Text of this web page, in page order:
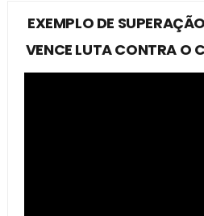
EXEMPLO DE
VENCE LUTA CONTRA O